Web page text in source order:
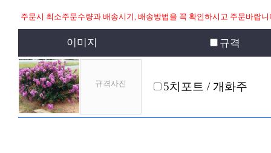
주문시 최소주문수량과 배송시기, 배송방법을 꼭 확인하시고 주문바랍니
이미지 규격
규격사진 5치포트 / 개화주